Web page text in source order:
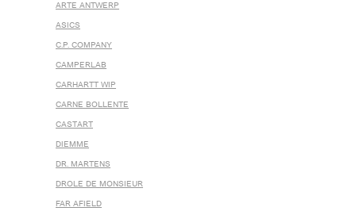
ARTE ANTWERP
ASICS
C.P. COMPANY
CAMPERLAB
CARHARTT WIP
CARNE BOLLENTE
CASTART
DIEMME
DR. MARTENS
DROLE DE MONSIEUR
FAR AFIELD